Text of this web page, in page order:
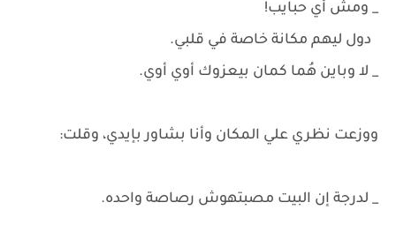
_ ومش أي حبايب!
دول ليهم مكانة خاصة في قلبي.
_ لا وباين هُما كمان بيعزوك أوي أوي.
ووزعت نظري علي المكان وأنا بشاور بإيدي، وقلت:
_ لدرجة إن البيت مصبتهوش رصاصة واحده.